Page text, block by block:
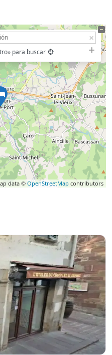
para buscar
data ©OpenStreetMap contributors